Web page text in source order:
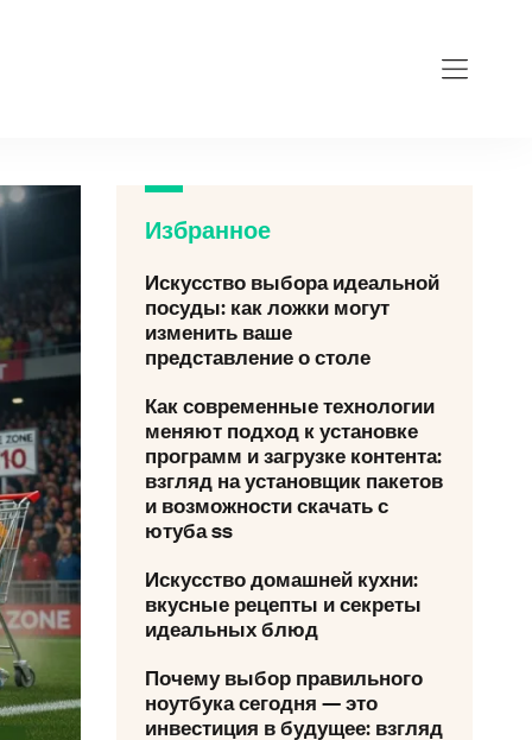
Избранное
Искусство выбора идеальной
посуды: как ложки могут
изменить ваше
представление о столе
Как современные технологии
меняют подход к установке
программ и загрузке контента:
взгляд на установщик пакетов
и возможности скачать с
ютуба ss
Искусство домашней кухни:
вкусные рецепты и секреты
идеальных блюд
Почему выбор правильного
ноутбука сегодня — это
инвестиция в будущее: взгляд